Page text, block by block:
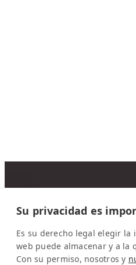
Latinconnect
a/o DMC Systems SA
Sabana Sur, Calle 66
Edificio ARA Tours
Su privacidad es
Es su derecho legal elegir
web puede almacenar y a la
Con su permiso, nosotros y